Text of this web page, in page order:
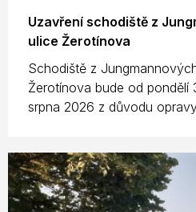
Uzavření schodiště z
ulice Žerotínova
Schodiště z
Žerotínova bude od pondělí
srpna 2026 z důvodu